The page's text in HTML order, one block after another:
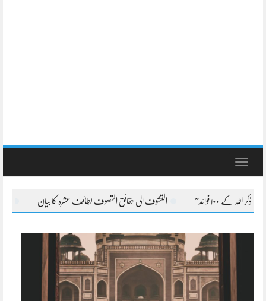
Toggle
التشوف الی حقائق التصوف لطائف عشرہ کا بیان التشوف الی حقائق